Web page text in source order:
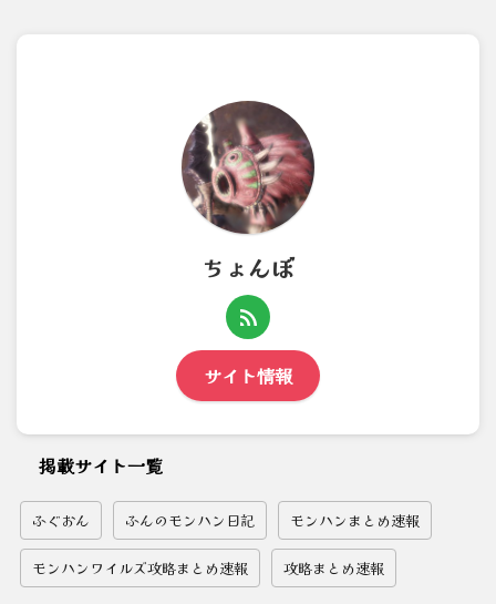
ちょんぼ
サイト情報
掲載サイト一覧
ふぐおん ふんのモンハン日記 モンハンまとめ速報
モンハンワイルズ攻略まとめ速報 攻略まとめ速報